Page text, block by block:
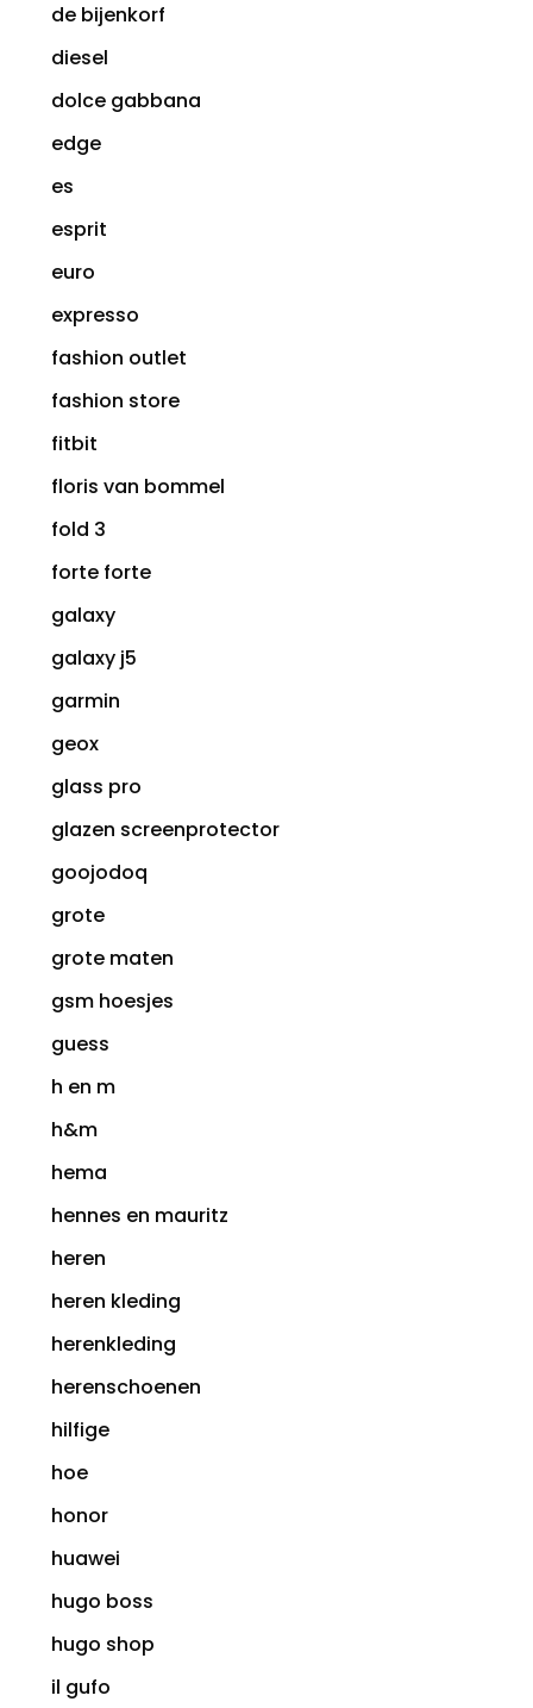
de bijenkorf
diesel
dolce gabbana
edge
es
esprit
euro
expresso
fashion outlet
fashion store
fitbit
floris van bommel
fold 3
forte forte
galaxy
galaxy j5
garmin
geox
glass pro
glazen screenprotector
goojodoq
grote
grote maten
gsm hoesjes
guess
h en m
h&m
hema
hennes en mauritz
heren
heren kleding
herenkleding
herenschoenen
hilfige
hoe
honor
huawei
hugo boss
hugo shop
il gufo